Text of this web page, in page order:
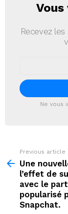
Recevez
Ne vous
more
Previous article
Une
l’effet de
avec le
popularisé
Snapchat.